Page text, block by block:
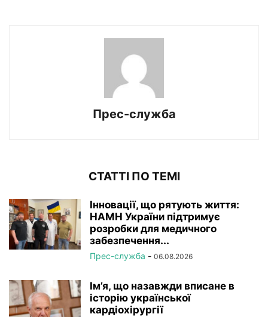
Прес-служба
СТАТТІ ПО ТЕМІ
Інновації, що рятують життя:
НАМН України підтримує
розробки для медичного
забезпечення...
Прес-служба - 06.08.2026
Ім’я, що назавжди вписане в
історію української
кардіохірургії